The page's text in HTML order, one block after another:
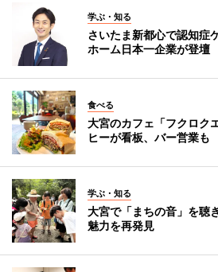
学ぶ・知る
さいたま新都心で認知
ホーム日本一企業が登壇
食べる
大宮のカフェ「フクロ
ヒーが看板、バー営業も
学ぶ・知る
大宮で「まちの音」を聴
魅力を再発見